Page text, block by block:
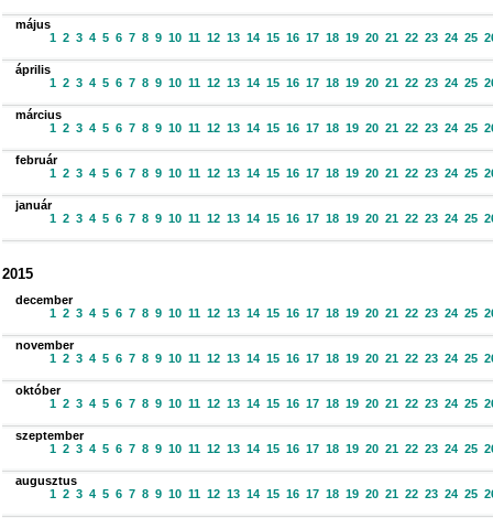
május
1 2 3 4 5 6 7 8 9 10 11 12 13 14 15 16 17 18 19 20 21 22 23 24 25
április
1 2 3 4 5 6 7 8 9 10 11 12 13 14 15 16 17 18 19 20 21 22 23 24 25
március
1 2 3 4 5 6 7 8 9 10 11 12 13 14 15 16 17 18 19 20 21 22 23 24 25
február
1 2 3 4 5 6 7 8 9 10 11 12 13 14 15 16 17 18 19 20 21 22 23 24 25
január
1 2 3 4 5 6 7 8 9 10 11 12 13 14 15 16 17 18 19 20 21 22 23 24 25
2015
december
1 2 3 4 5 6 7 8 9 10 11 12 13 14 15 16 17 18 19 20 21 22 23 24 25
november
1 2 3 4 5 6 7 8 9 10 11 12 13 14 15 16 17 18 19 20 21 22 23 24 25
október
1 2 3 4 5 6 7 8 9 10 11 12 13 14 15 16 17 18 19 20 21 22 23 24 25
szeptember
1 2 3 4 5 6 7 8 9 10 11 12 13 14 15 16 17 18 19 20 21 22 23 24 25
augusztus
1 2 3 4 5 6 7 8 9 10 11 12 13 14 15 16 17 18 19 20 21 22 23 24 25